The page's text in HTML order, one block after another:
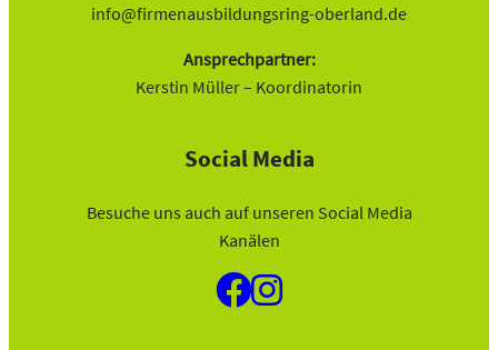
info@firmenausbildungsring-oberland.de
Ansprechpartner:
Kerstin Müller – Koordinatorin
Social Media
Besuche uns auch auf unseren Social Media
Kanälen